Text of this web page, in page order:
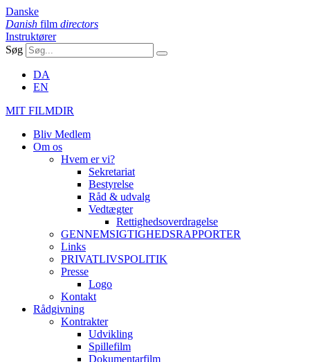
Danske
Danish film directors
Instruktører
Søg
DA
EN
MIT FILMDIR
Bliv Medlem
Om os
Hvem er vi?
Sekretariat
Bestyrelse
Råd & udvalg
Vedtægter
Rettighedsoverdragelse
GENNEMSIGTIGHEDSRAPPORTER
Links
PRIVATLIVSPOLITIK
Presse
Logo
Kontakt
Rådgivning
Kontrakter
Udvikling
Spillefilm
Dokumentarfilm